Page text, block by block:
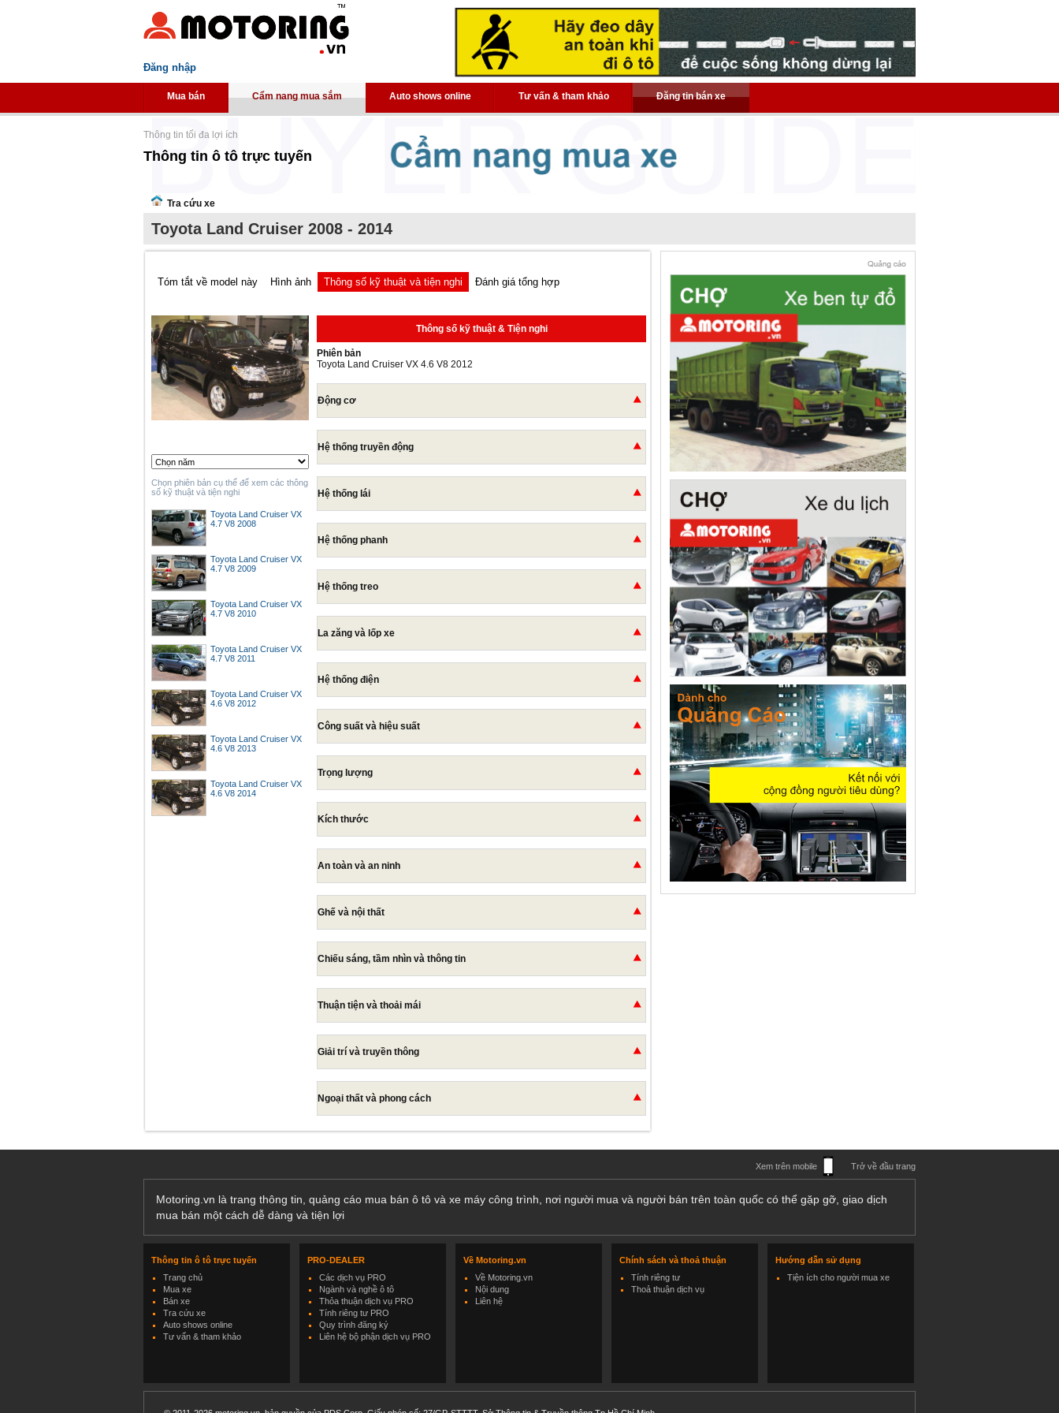
Đăng nhập
Mua bán Cẩm nang mua sắm Auto shows online Tư vấn & tham khảo Đăng tin bán xe
Thông tin tối đa lợi ích
Thông tin ô tô trực tuyến
Tra cứu xe
Toyota Land Cruiser 2008 - 2014
Tóm tắt về model này Hình ảnh Thông số kỹ thuật và tiện nghi Đánh giá tổng hợp
Chọn phiên bản cụ thể để xem các thông
số kỹ thuật và tiện nghi
Toyota Land Cruiser VX
4.7 V8 2008
Toyota Land Cruiser VX
4.7 V8 2009
Toyota Land Cruiser VX
4.7 V8 2010
Toyota Land Cruiser VX
4.7 V8 2011
Toyota Land Cruiser VX
4.6 V8 2012
Toyota Land Cruiser VX
4.6 V8 2013
Toyota Land Cruiser VX
4.6 V8 2014
Thông số kỹ thuật & Tiện nghi
Phiên bản
Toyota Land Cruiser VX 4.6 V8 2012
Động cơ
Hệ thống truyền động
Hệ thống lái
Hệ thống phanh
Hệ thống treo
La zăng và lốp xe
Hệ thống điện
Công suất và hiệu suất
Trọng lượng
Kích thước
An toàn và an ninh
Ghế và nội thất
Chiếu sáng, tầm nhìn và thông tin
Thuận tiện và thoải mái
Giải trí và truyền thông
Ngoại thất và phong cách
Xem trên mobile Trở về đầu trang
Motoring.vn là trang thông tin, quảng cáo mua bán ô tô và xe máy công trình, nơi người mua và người bán trên toàn quốc có thể gặp gỡ, giao dịch
mua bán một cách dễ dàng và tiện lợi
Thông tin ô tô trực tuyến
Trang chủ
Mua xe
Bán xe
Tra cứu xe
Auto shows online
Tư vấn & tham khảo
PRO-DEALER
Các dịch vụ PRO
Ngành và nghề ô tô
Thỏa thuận dịch vụ PRO
Tính riêng tư PRO
Quy trình đăng ký
Liên hệ bộ phận dịch vụ PRO
Về Motoring.vn
Về Motoring.vn
Nội dung
Liên hệ
Chính sách và thoả thuận
Tính riêng tư
Thoả thuận dịch vụ
Hướng dẫn sử dụng
Tiện ích cho người mua xe